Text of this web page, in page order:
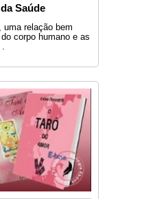
Saúde
relação bem
corpo humano e as
.